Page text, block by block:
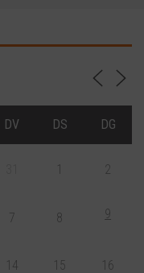
DV DS DG
1 2
7 8 9
14 15 16